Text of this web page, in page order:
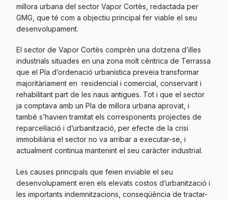
millora urbana del sector Vapor Cortès, redactada per
GMG, que té com a objectiu principal fer viable el seu
desenvolupament.
El sector de Vapor Cortès comprèn una dotzena d’illes
industrials situades en una zona molt cèntrica de Terrassa
que el Pla d’ordenació urbanística preveia transformar
majoritàriament en residencial i comercial, conservant i
rehabilitant part de les naus antigues. Tot i que el sector
ja comptava amb un Pla de millora urbana aprovat, i
també s’havien tramitat els corresponents projectes de
reparcel·lació i d’urbanització, per efecte de la crisi
immobiliària el sector no va arribar a executar-se, i
actualment continua mantenint el seu caràcter industrial.
Les causes principals que feien inviable el seu
desenvolupament eren els elevats costos d’urbanització i
les importants indemnitzacions, conseqüència de tractar-